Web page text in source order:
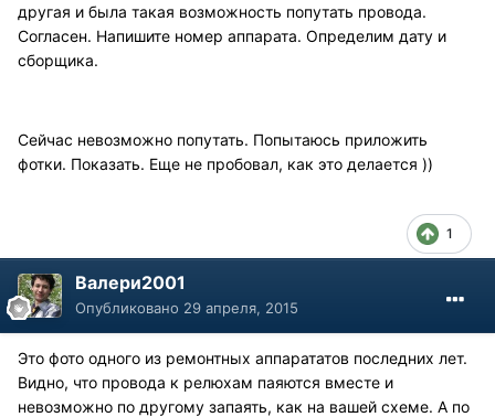
другая и была такая возможность попутать провода.
Согласен. Напишите номер аппарата. Определим дату и
сборщика.
Сейчас невозможно попутать. Попытаюсь приложить
фотки. Показать. Еще не пробовал, как это делается ))
1
Валери2001
Опубликовано 29 апреля, 2015
Это фото одного из ремонтных аппарататов последних лет.
Видно, что провода к релюхам паяются вместе и
невозможно по другому запаять, как на вашей схеме. А по